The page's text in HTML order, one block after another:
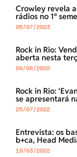
Crowley revela
rádios no 1º
05/07/2023
Rock in Rio:
aberta nesta
09/08/2022
Rock in Rio:
se apresentará
25/07/2022
Entrevista: os
b+ca, Head
19/03/2022